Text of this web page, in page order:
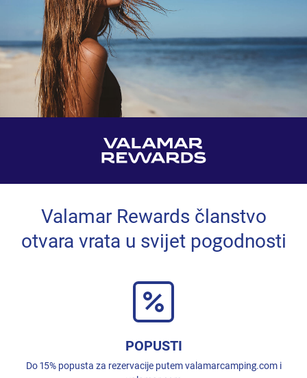
Valamar Rewards članstvo
otvara vrata u svijet pogodnosti
POPUSTI
Do 15% popusta za rezervacije putem valamarcamping.com i